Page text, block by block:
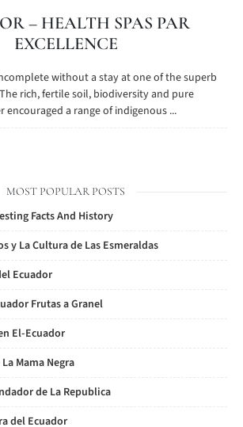
– HEALTH SPAS PAR
EXCELLENCE
without a stay at one of the superb
rich, fertile soil, biodiversity and pure
encouraged a range of indigenous ...
MOST POPULAR POSTS
Facts And History
y La Cultura de Las Esmeraldas
Ecuador
Frutas a Granel
El-Ecuador
Mama Negra
de La Republica
del Ecuador